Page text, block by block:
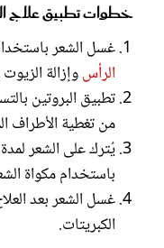
خطوات تطبيق علاج
غسل الشعر
الرأسوإزالة
تطبيق البروتين
من تغطية الأطراف
يُترك على الشعر
باستخدام مكواة
غسل الشعر بعد
الكبريتات.